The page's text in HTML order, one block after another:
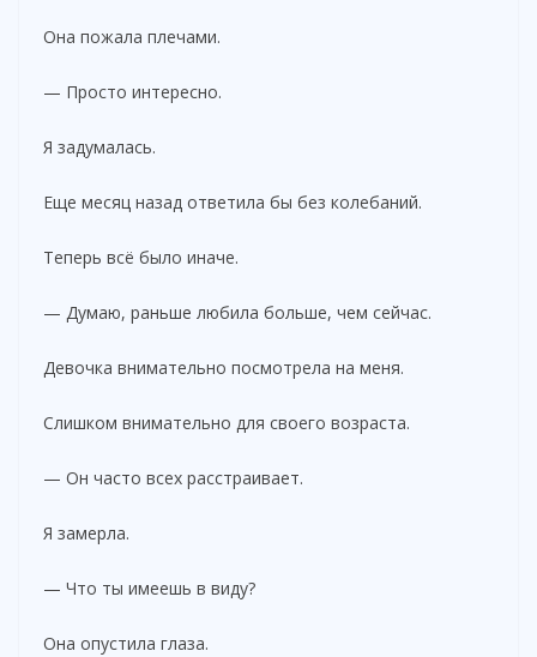
Она пожала плечами.
— Просто интересно.
Я задумалась.
Еще месяц назад ответила бы без колебаний.
Теперь всё было иначе.
— Думаю, раньше любила больше, чем сейчас.
Девочка внимательно посмотрела на меня.
Слишком внимательно для своего возраста.
— Он часто всех расстраивает.
Я замерла.
— Что ты имеешь в виду?
Она опустила глаза.